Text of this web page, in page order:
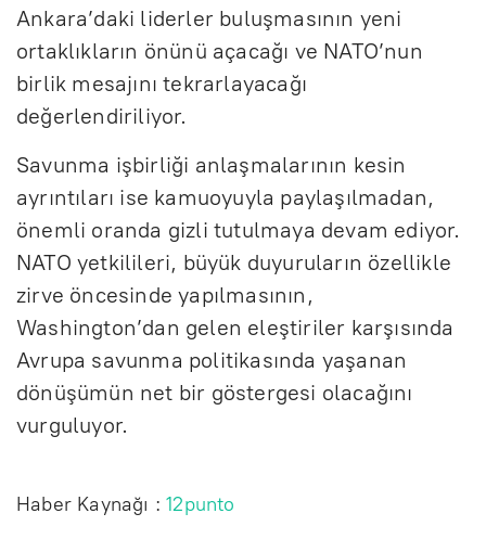
Ankara’daki liderler buluşmasının yeni
ortaklıkların önünü açacağı ve NATO’nun
birlik mesajını tekrarlayacağı
değerlendiriliyor.
Savunma işbirliği anlaşmalarının kesin
ayrıntıları ise kamuoyuyla paylaşılmadan,
önemli oranda gizli tutulmaya devam ediyor.
NATO yetkilileri, büyük duyuruların özellikle
zirve öncesinde yapılmasının,
Washington’dan gelen eleştiriler karşısında
Avrupa savunma politikasında yaşanan
dönüşümün net bir göstergesi olacağını
vurguluyor.
Haber Kaynağı :12punto